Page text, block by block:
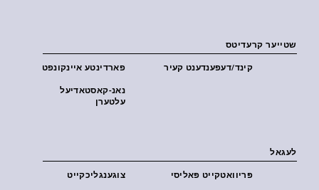
שטייער קרעדיטס
פארדינטע איינקונפט קינד/דעפענדענט קעיר
נאנ-קאסטאדיעל
עלטערן
לעגאל
צוגענגליכקייט פּריוואטקייט פּאליסי